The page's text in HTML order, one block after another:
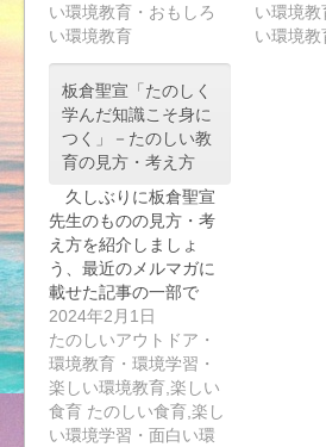
い環境教育・おもしろ
い環境教育
い環境教
い環境教
板倉聖宣「たのしく
学んだ知識こそ身に
つく」－たのしい教
育の見方・考え方
久しぶりに板倉聖宣
先生のものの見方・考
え方を紹介しましょ
う、最近のメルマガに
載せた記事の一部で
す。…
2024年2月1日
たのしいアウトドア・
環境教育・環境学習・
楽しい環境教育,楽しい
食育 たのしい食育,楽し
い環境学習・面白い環